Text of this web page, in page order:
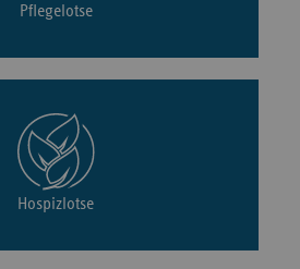
Pflegelotse
Hospizlotse